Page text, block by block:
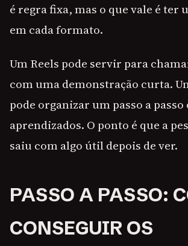
é regra fixa, mas o que vale é ter
em cada formato.
Um Reels pode servir para
com uma demonstração curta.
pode organizar um passo a
aprendizados. O ponto é que a
saiu com algo útil depois de ver.
PASSO A PASSO:
CONSEGUIR OS